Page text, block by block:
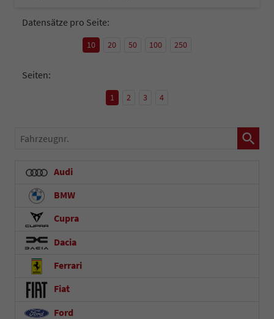
Datensätze pro Seite:
10 20 50 100 250
Seiten:
1 2 3 4
Fahrzeugnr.
Audi
BMW
Cupra
Dacia
Ferrari
Fiat
Ford